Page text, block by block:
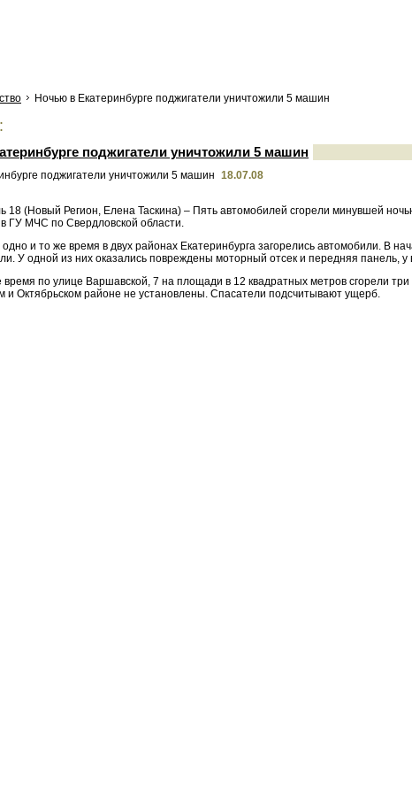
Ночью в Екатеринбурге поджигатели уничтожили 5 машин
поджигатели уничтожили 5 машин
18.07.08
18 (Новый Регион, Елена Таскина) – Пять автомобилей сгорели минувшей
ГУ МЧС по Свердловской области.
и то же время в двух районах Екатеринбурга загорелись автомобили. В
У одной из них оказались повреждены моторный отсек и передняя панель, у
время по улице Варшавской, 7 на площади в 12 квадратных метров сгорели
и Октябрьском районе не установлены. Спасатели подсчитывают ущерб.